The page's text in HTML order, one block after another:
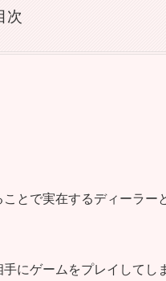
次
とで実在するディーラー
にゲームをプレイしてし